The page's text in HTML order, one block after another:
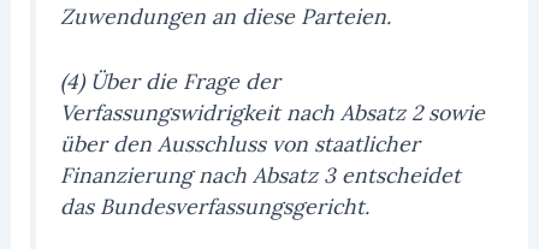
Zuwendungen an diese Parteien.
(4) Über die Frage der
Verfassungswidrigkeit nach Absatz 2 sowie
über den Ausschluss von staatlicher
Finanzierung nach Absatz 3 entscheidet
das Bundesverfassungsgericht.